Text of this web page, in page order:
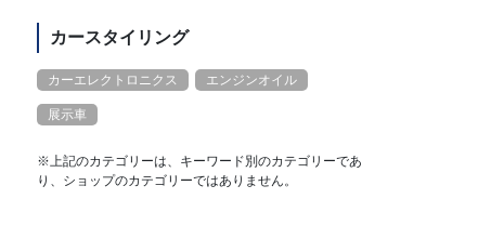
カースタイリング
カーエレクトロニクス エンジンオイル
展示車
※上記のカテゴリーは、キーワード別のカテゴリーであ
り、ショップのカテゴリーではありません。